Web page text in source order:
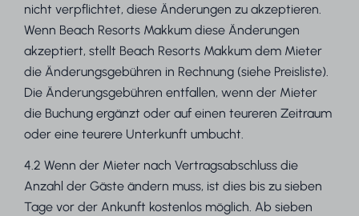
nicht verpflichtet, diese Änderungen zu akzeptieren.
Wenn Beach Resorts Makkum diese Änderungen
akzeptiert, stellt Beach Resorts Makkum dem Mieter
die Änderungsgebühren in Rechnung (siehe Preisliste).
Die Änderungsgebühren entfallen, wenn der Mieter
die Buchung ergänzt oder auf einen teureren Zeitraum
oder eine teurere Unterkunft umbucht.
4.2 Wenn der Mieter nach Vertragsabschluss die
Anzahl der Gäste ändern muss, ist dies bis zu sieben
Tage vor der Ankunft kostenlos möglich. Ab sieben